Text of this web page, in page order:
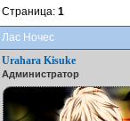
Лас Ночес
Страница:1
Urahara Kisuke
Администратор